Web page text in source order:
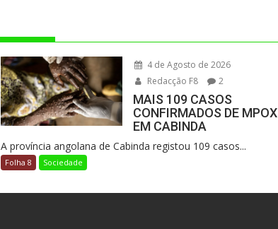
4 de Agosto de 2026
Redacção F8
2
MAIS 109 CASOS
CONFIRMADOS DE MPOX
EM CABINDA
A província angolana de Cabinda registou 109 casos...
Folha 8 Sociedade